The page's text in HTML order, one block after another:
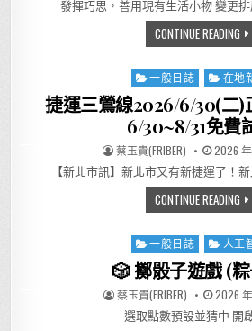
發揮巧思，善用現有生活小物 變更
CONTINUE READING
Posted in
一般日誌 在地
捷運三鶯線2026/6/30(二)
6/30~8/31免費
AUTHOR:
蔡玉貴(FRIBER) 2026 年
【新北市訊】新北市又有新捷運了！
CONTINUE READING
Posted in
一般日誌 人工
🎲 擲骰子遊戲 (
AUTHOR:
蔡玉貴(FRIBER) 2026 年
選取點數預設並猜中 開